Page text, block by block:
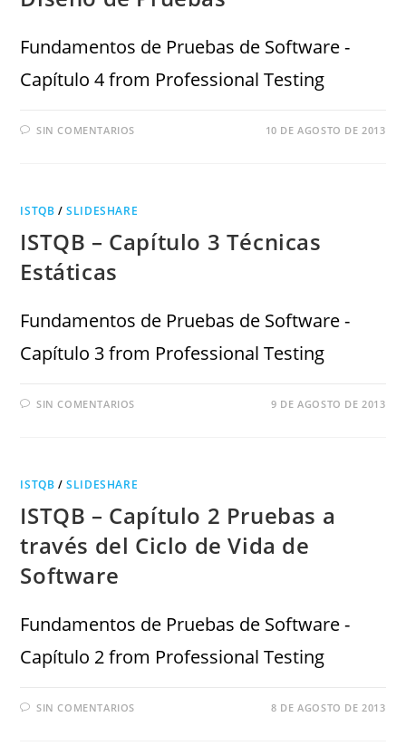
Fundamentos de Pruebas de Software -
Capítulo 4 from Professional Testing
SIN COMENTARIOS 10 DE AGOSTO DE 2013
ISTQB /SLIDESHARE
ISTQB – Capítulo 3 Técnicas
Estáticas
Fundamentos de Pruebas de Software -
Capítulo 3 from Professional Testing
SIN COMENTARIOS 9 DE AGOSTO DE 2013
ISTQB /SLIDESHARE
ISTQB – Capítulo 2 Pruebas a
través del Ciclo de Vida de
Software
Fundamentos de Pruebas de Software -
Capítulo 2 from Professional Testing
SIN COMENTARIOS 8 DE AGOSTO DE 2013